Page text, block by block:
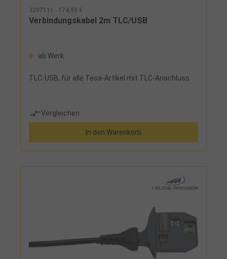
3297111 - 174,93 €
Verbindungskabel 2m TLC/USB
ab Werk
TLC-USB, für alle Tesa-Artikel mit TLC-Anschluss
Vergleichen
In den Warenkorb